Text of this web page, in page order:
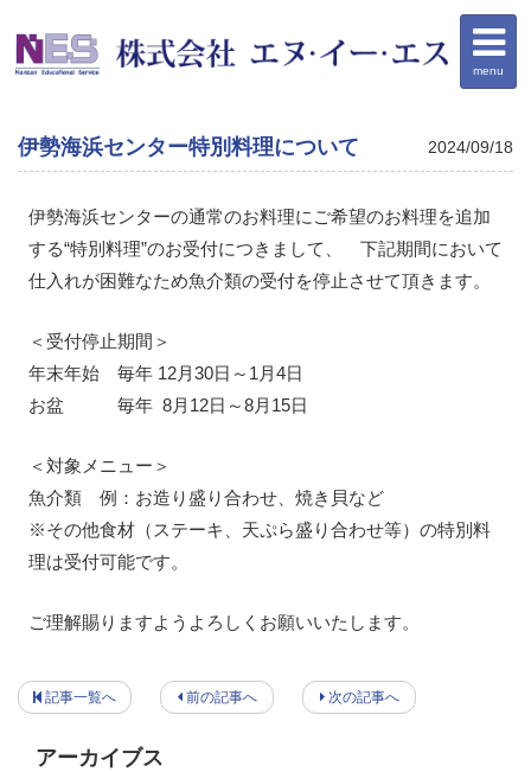
menu
伊勢海浜センター特別料理について 2024/09/18
伊勢海浜センターの通常のお料理にご希望のお料理を追加
する“特別料理”のお受付につきまして、 下記期間において
仕入れが困難なため魚介類の受付を停止させて頂きます。
＜受付停止期間＞
年末年始 毎年 12月30日～1月4日
お盆 毎年 8月12日～8月15日
＜対象メニュー＞
魚介類 例：お造り盛り合わせ、焼き貝など
※その他食材（ステーキ、天ぷら盛り合わせ等）の特別料
理は受付可能です。
ご理解賜りますようよろしくお願いいたします。
記事一覧へ 前の記事へ 次の記事へ
アーカイブス